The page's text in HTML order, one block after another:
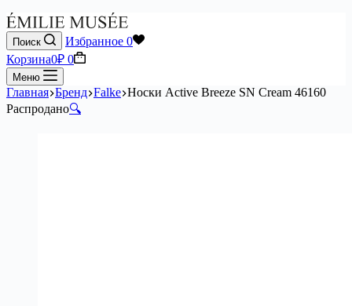
Поиск Избранное 0
Корзина0₽ 0
Меню
Главная Бренд Falke Носки Active Breeze SN Cream 46160
Распродано🔍